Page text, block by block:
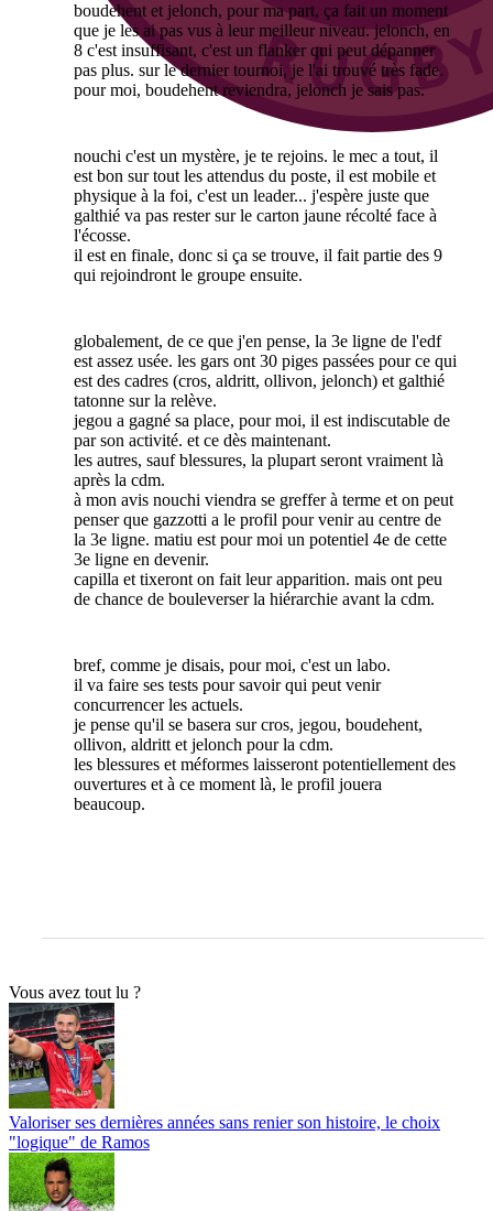
boudehent et jelonch, pour ma part, ça fait un moment
que je les ai pas vus à leur meilleur niveau. jelonch, en
8 c'est insuffisant, c'est un flanker qui peut dépanner
pas plus. sur le dernier tournoi, je l'ai trouvé très fade.
pour moi, boudehent reviendra, jelonch je sais pas.
nouchi c'est un mystère, je te rejoins. le mec a tout, il
est bon sur tout les attendus du poste, il est mobile et
physique à la foi, c'est un leader... j'espère juste que
galthié va pas rester sur le carton jaune récolté face à
l'écosse.
il est en finale, donc si ça se trouve, il fait partie des 9
qui rejoindront le groupe ensuite.
globalement, de ce que j'en pense, la 3e ligne de l'edf
est assez usée. les gars ont 30 piges passées pour ce qui
est des cadres (cros, aldritt, ollivon, jelonch) et galthié
tatonne sur la relève.
jegou a gagné sa place, pour moi, il est indiscutable de
par son activité. et ce dès maintenant.
les autres, sauf blessures, la plupart seront vraiment là
après la cdm.
à mon avis nouchi viendra se greffer à terme et on peut
penser que gazzotti a le profil pour venir au centre de
la 3e ligne. matiu est pour moi un potentiel 4e de cette
3e ligne en devenir.
capilla et tixeront on fait leur apparition. mais ont peu
de chance de bouleverser la hiérarchie avant la cdm.
bref, comme je disais, pour moi, c'est un labo.
il va faire ses tests pour savoir qui peut venir
concurrencer les actuels.
je pense qu'il se basera sur cros, jegou, boudehent,
ollivon, aldritt et jelonch pour la cdm.
les blessures et méformes laisseront potentiellement des
ouvertures et à ce moment là, le profil jouera
beaucoup.
Vous avez tout lu ?
Valoriser ses dernières années sans renier son histoire, le choix
"logique" de Ramos